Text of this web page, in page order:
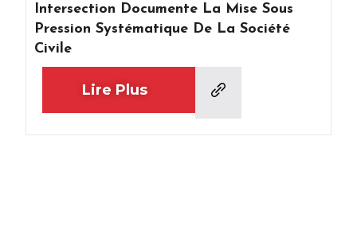
Intersection Documente La Mise Sous
Pression Systématique De La Société
Civile
Lire Plus